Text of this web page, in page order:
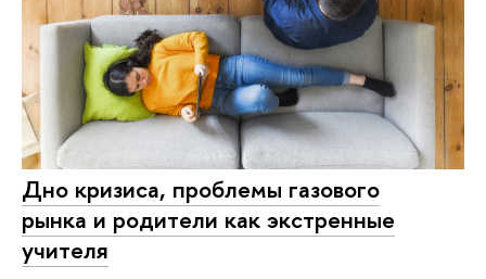
Дно кризиса, проблемы газового
рынка и родители как экстренные
учителя